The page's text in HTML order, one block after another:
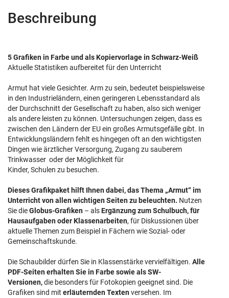
Beschreibung
5 Grafiken in Farbe und als Kopiervorlage in Schwarz-Weiß
Aktuelle Statistiken aufbereitet für den Unterricht
Armut hat viele Gesichter. Arm zu sein, bedeutet beispielsweise
in den Industrieländern, einen geringeren Lebensstandard als
der Durchschnitt der Gesellschaft zu haben, also sich weniger
als andere leisten zu können. Untersuchungen zeigen, dass es
zwischen den Ländern der EU ein großes Armutsgefälle gibt. In
Entwicklungsländern fehlt es hingegen oft an den wichtigsten
Dingen wie ärztlicher Versorgung, Zugang zu sauberem
Trinkwasser oder der Möglichkeit für
Kinder, Schulen zu besuchen.
Dieses Grafikpaket hilft Ihnen dabei, das Thema „Armut“ im
Unterricht von allen wichtigen Seiten zu beleuchten. Nutzen
Sie dieGlobus-Grafiken – alsErgänzung zum Schulbuch, für
Hausaufgaben oder Klassenarbeiten, für Diskussionen über
aktuelle Themen zum Beispiel in Fächern wie Sozial- oder
Gemeinschaftskunde.
Die Schaubilder dürfen Sie in Klassenstärke vervielfältigen. Alle
PDF-Seiten erhalten Sie in Farbe sowie als SW-
Versionen,die besonders für Fotokopien geeignet sind. Die
Grafiken sind mit erläuternden Textenversehen. Im